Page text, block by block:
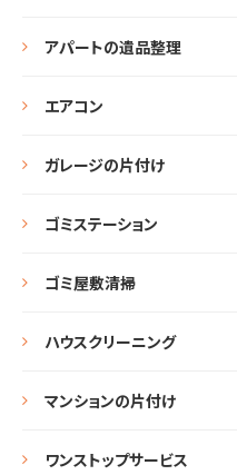
アパートの遺品整理
エアコン
ガレージの片付け
ゴミステーション
ゴミ屋敷清掃
ハウスクリーニング
マンションの片付け
ワンストップサービス